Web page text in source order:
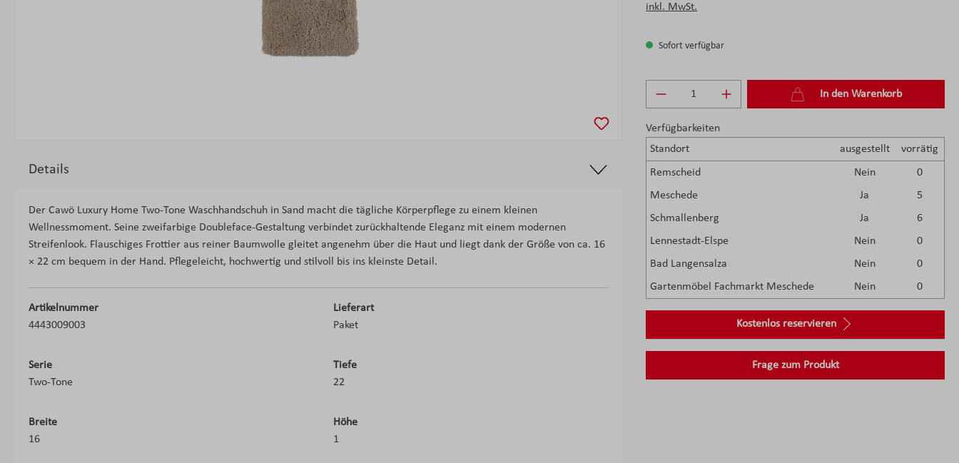
inkl. MwSt.
Sofort verfügbar
Produkt Anzahl: Gib den gewünschten
In den Warenkorb
Verfügbarkeiten
Standort
ausgestellt vorrätig
Remscheid Nein
0
Meschede
Ja
5
Schmallenberg
Ja
6
Lennestadt-Elspe
Nein
0
Bad Langensalza
Nein
0
Gartenmöbel Fachmarkt Meschede
Nein 0
Kostenlos reservieren
Frage zum Produkt
Details
Der Cawö Luxury Home Two-Tone Waschhandschuh in Sand macht die tägliche Körperpflege zu einem kleinen
Wellnessmoment. Seine zweifarbige Doubleface-Gestaltung verbindet zurückhaltende Eleganz mit einem modernen
Streifenlook. Flauschiges Frottier aus reiner Baumwolle gleitet angenehm über die Haut und liegt dank der Größe von ca. 16
× 22 cm bequem in der Hand. Pflegeleicht, hochwertig und stilvoll bis ins kleinste Detail.
Artikelnummer
4443009003
Lieferart
Paket
Serie
Two-Tone
Tiefe
22
Breite
16
Höhe
1